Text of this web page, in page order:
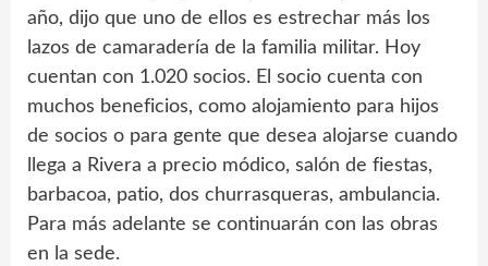
año, dijo que uno de ellos es estrechar más los
lazos de camaradería de la familia militar. Hoy
cuentan con 1.020 socios. El socio cuenta con
muchos beneficios, como alojamiento para hijos
de socios o para gente que desea alojarse cuando
llega a Rivera a precio módico, salón de fiestas,
barbacoa, patio, dos churrasqueras, ambulancia.
Para más adelante se continuarán con las obras
en la sede.